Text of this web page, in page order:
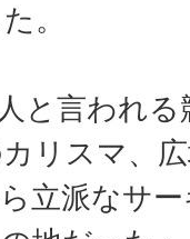
。
と言われる
リスマ、
立派なサ